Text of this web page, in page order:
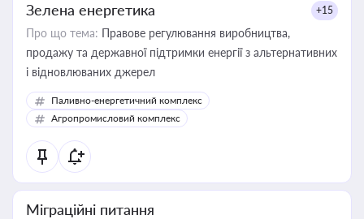
Зелена енергетика +15
Про що тема: Правове регулювання виробництва,
продажу та державної підтримки енергії з альтернативних
і відновлюваних джерел
Паливно-енергетичний комплекс
Агропромисловий комплекс
Міграційні питання